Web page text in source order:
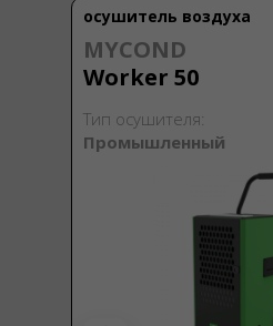
осушитель воздуха
MYCOND
Worker 50
Тип осушителя:
Промышленный